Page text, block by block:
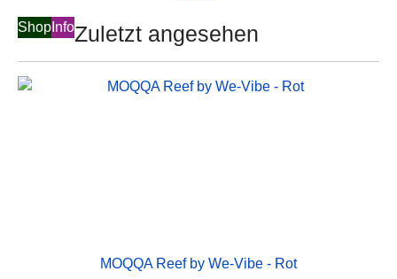
Shop InfoZuletzt angesehen
MOQQA Reef by We-Vibe - Rot